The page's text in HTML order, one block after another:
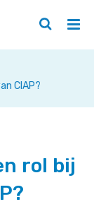
/
Zoeken
/
CIAP?
rol bij